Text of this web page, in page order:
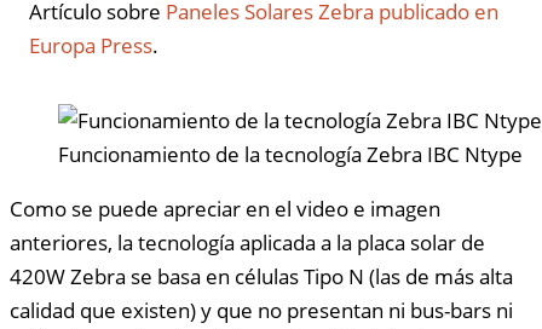
Artículo sobre Paneles Solares Zebra publicado en
Europa Press.
Funcionamiento de la tecnología Zebra IBC Ntype
Como se puede apreciar en el video e imagen
anteriores, la tecnología aplicada a la placa solar de
420W Zebra se basa en células Tipo N (las de más alta
calidad que existen) y que no presentan ni bus-bars ni